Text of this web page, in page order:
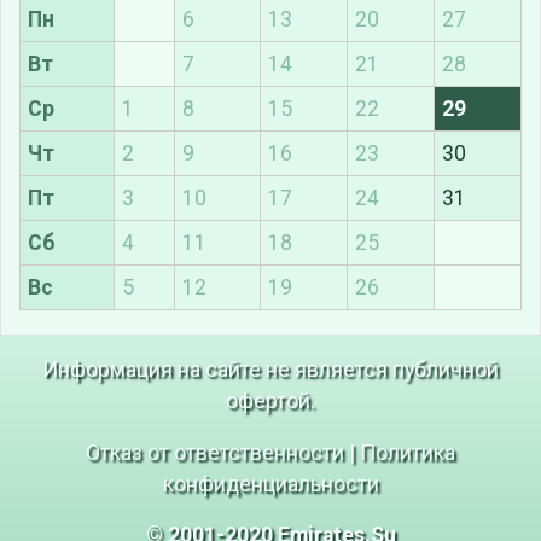
Пн 6 13 20
27
Вт
7 14 21
28
Ср
1 8 15 22
29
Чт
2 9 16 23
30
Пт
3 10 17 24
31
Сб
4 11 18
25
Вс
5 12 19 26
Информация на сайте не является публичной
офертой.
Отказ от ответственности| Политика
конфиденциальности
© 2001-2020 Emirates.Su